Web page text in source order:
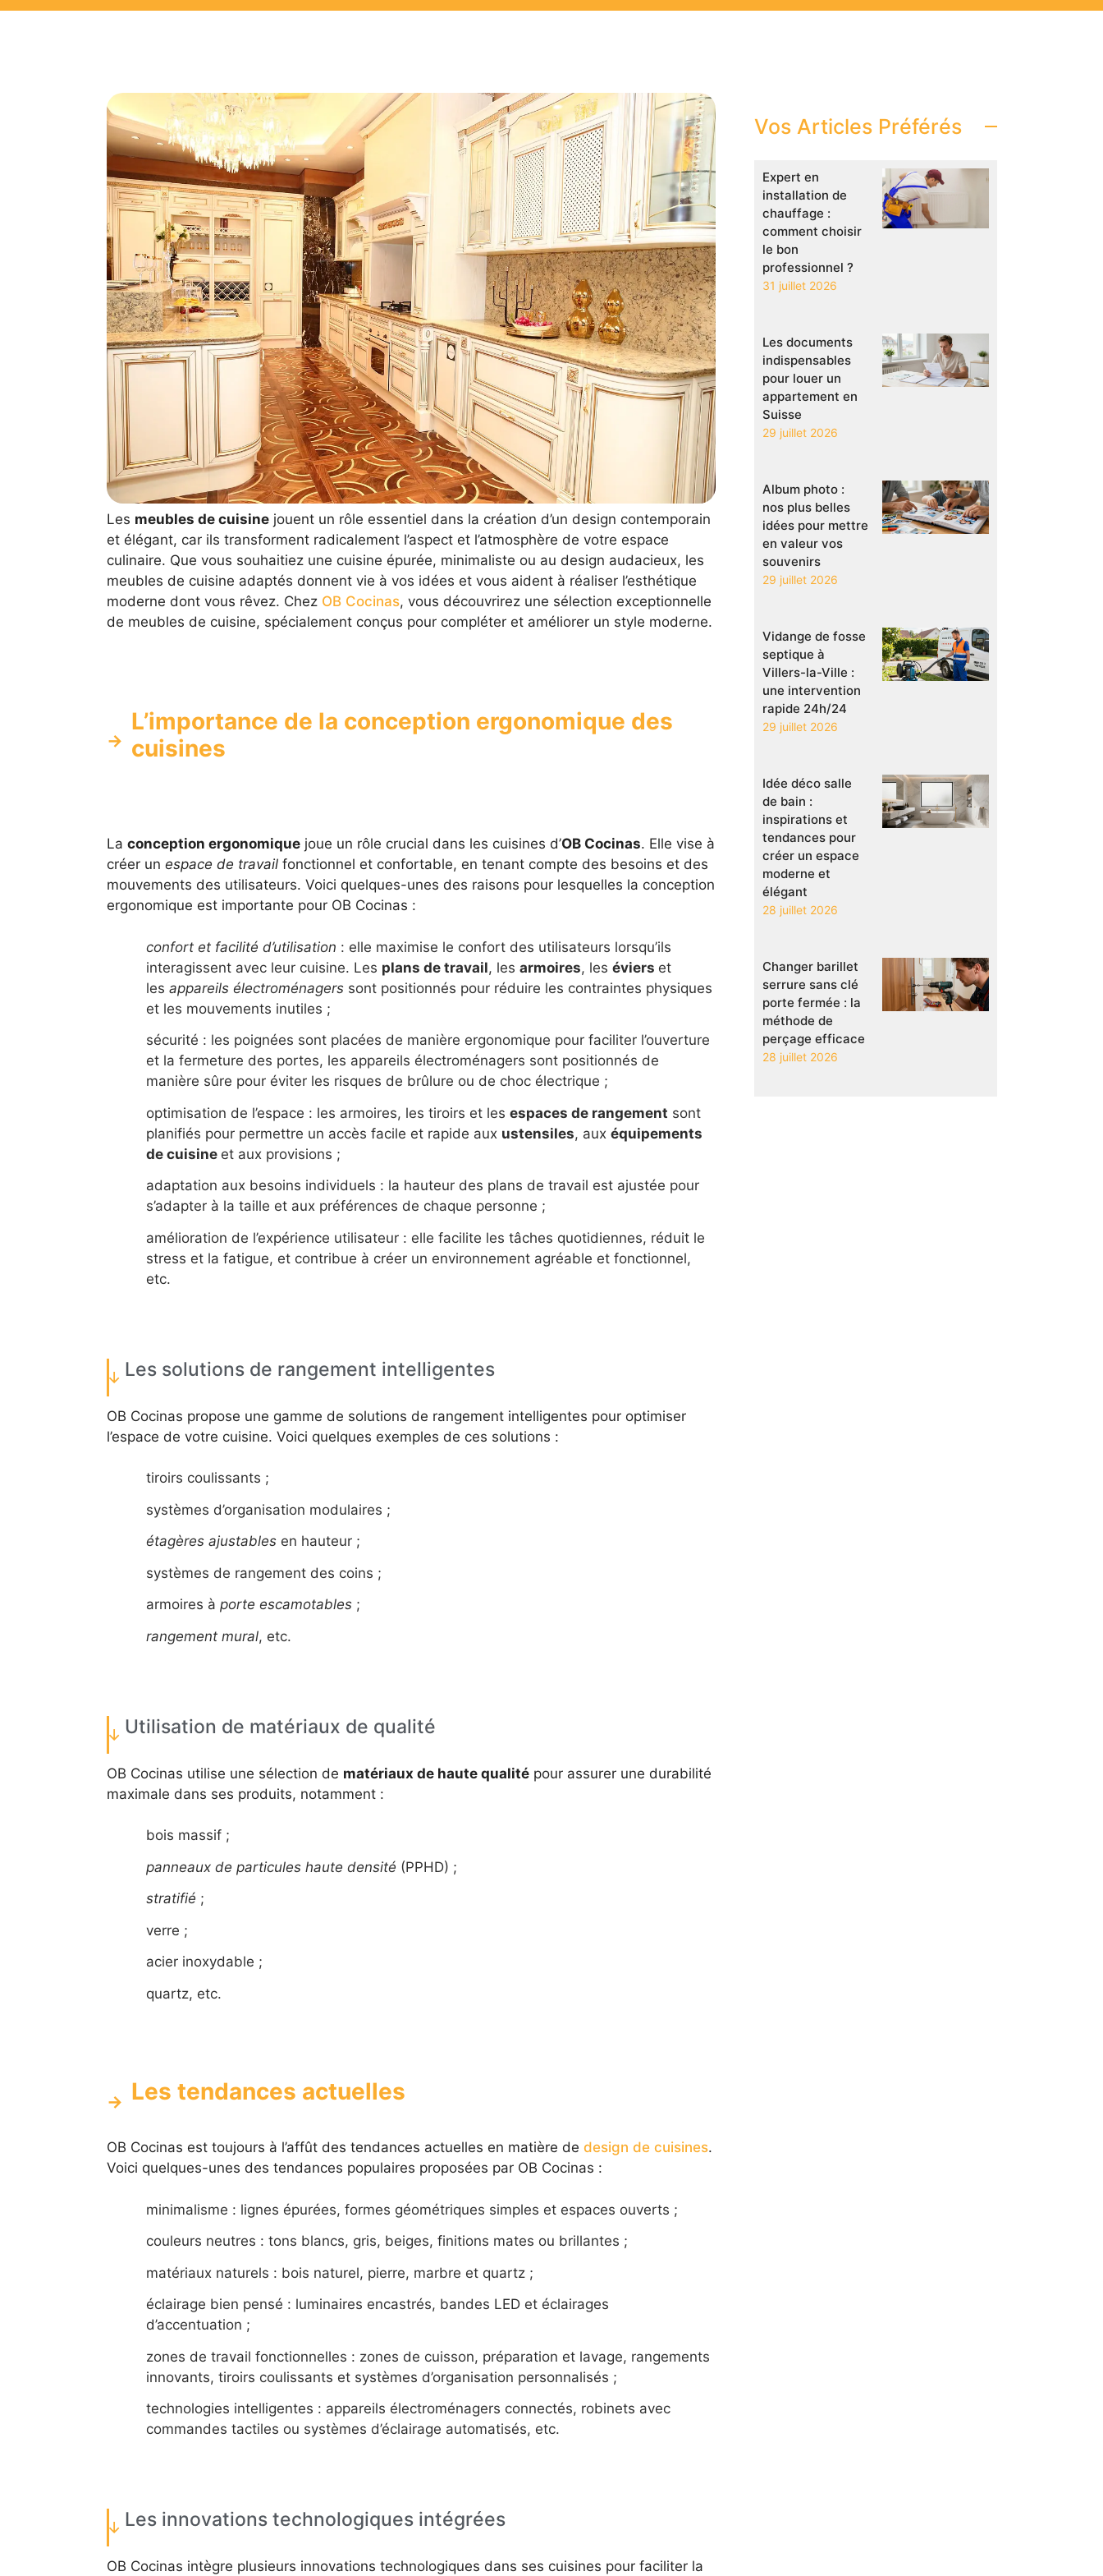
Les meubles de cuisinejouent un rôle essentiel dans la création d’un design contemporain
et élégant, car ils transforment radicalement l’aspect et l’atmosphère de votre espace
culinaire. Que vous souhaitiez une cuisine épurée, minimaliste ou au design audacieux, les
meubles de cuisine adaptés donnent vie à vos idées et vous aident à réaliser l’esthétique
moderne dont vous rêvez. Chez OB Cocinas, vous découvrirez une sélection exceptionnelle
de meubles de cuisine, spécialement conçus pour compléter et améliorer un style moderne.
L’importance de la conception ergonomique des
cuisines
La conception ergonomiquejoue un rôle crucial dans les cuisines d’OB Cocinas. Elle vise à
créer un espace de travailfonctionnel et confortable, en tenant compte des besoins et des
mouvements des utilisateurs. Voici quelques-unes des raisons pour lesquelles la conception
ergonomique est importante pour OB Cocinas :
confort et facilité d’utilisation : elle maximise le confort des utilisateurs lorsqu’ils
interagissent avec leur cuisine. Les plans de travail, les armoires, les éviers et
les appareils électroménagerssont positionnés pour réduire les contraintes physiques
et les mouvements inutiles ;
sécurité : les poignées sont placées de manière ergonomique pour faciliter l’ouverture
et la fermeture des portes, les appareils électroménagers sont positionnés de
manière sûre pour éviter les risques de brûlure ou de choc électrique ;
optimisation de l’espace : les armoires, les tiroirs et les espaces de rangement sont
planifiés pour permettre un accès facile et rapide aux ustensiles, aux équipements
de cuisine et aux provisions ;
adaptation aux besoins individuels : la hauteur des plans de travail est ajustée pour
s’adapter à la taille et aux préférences de chaque personne ;
amélioration de l’expérience utilisateur : elle facilite les tâches quotidiennes, réduit le
stress et la fatigue, et contribue à créer un environnement agréable et fonctionnel,
etc.
Les solutions de rangement intelligentes
OB Cocinas propose une gamme de solutions de rangement intelligentes pour optimiser
l’espace de votre cuisine. Voici quelques exemples de ces solutions :
tiroirs coulissants ;
systèmes d’organisation modulaires ;
étagères ajustablesen hauteur ;
systèmes de rangement des coins ;
armoires à porte escamotables;
rangement mural, etc.
Utilisation de matériaux de qualité
OB Cocinas utilise une sélection de matériaux de haute qualitépour assurer une durabilité
maximale dans ses produits, notamment :
bois massif ;
panneaux de particules haute densité (PPHD) ;
stratifié ;
verre ;
acier inoxydable ;
quartz, etc.
Les tendances actuelles
OB Cocinas est toujours à l’affût des tendances actuelles en matière de design de cuisines.
Voici quelques-unes des tendances populaires proposées par OB Cocinas :
minimalisme : lignes épurées, formes géométriques simples et espaces ouverts ;
couleurs neutres : tons blancs, gris, beiges, finitions mates ou brillantes ;
matériaux naturels : bois naturel, pierre, marbre et quartz ;
éclairage bien pensé : luminaires encastrés, bandes LED et éclairages
d’accentuation ;
zones de travail fonctionnelles : zones de cuisson, préparation et lavage, rangements
innovants, tiroirs coulissants et systèmes d’organisation personnalisés ;
technologies intelligentes : appareils électroménagers connectés, robinets avec
commandes tactiles ou systèmes d’éclairage automatisés, etc.
Les innovations technologiques intégrées
OB Cocinas intègre plusieurs innovations technologiques dans ses cuisines pour faciliter la
Vos Articles Préférés
Expert en
installation de
chauffage :
comment choisir
le bon
professionnel ?
31 juillet 2026
Les documents
indispensables
pour louer un
appartement en
Suisse
29 juillet 2026
Album photo :
nos plus belles
idées pour mettre
en valeur vos
souvenirs
29 juillet 2026
Vidange de fosse
septique à
Villers-la-Ville :
une intervention
rapide 24h/24
29 juillet 2026
Idée déco salle
de bain :
inspirations et
tendances pour
créer un espace
moderne et
élégant
28 juillet 2026
Changer barillet
serrure sans clé
porte fermée : la
méthode de
perçage efficace
28 juillet 2026